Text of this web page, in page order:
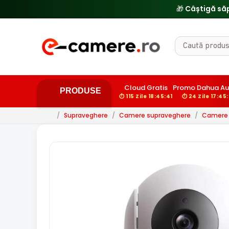
🎁 Câștigă
PRODUSE Cloud Gratis
⏱ 115 Zile 18:45:40
Promo Dahua
⏱ 24 Zile
/ Supraveghere / Camere supraveghere / Camere